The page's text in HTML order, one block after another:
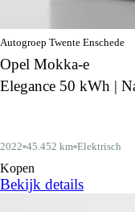
Autogroep Twente Enschede
Opel Mokka-e
Elegance 50 kWh |
2022 45.452 km Elektrisch
Kopen
Bekijk details